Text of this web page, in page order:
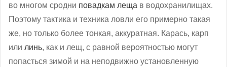
во многом сродни повадкам леща в водохранилищах.
Поэтому тактика и техника ловли его примерно такая
же, но только более тонкая, аккуратная. Карась, карп
или линь, как и лещ, с равной вероятностью могут
попасться зимой и на неподвижно установленную